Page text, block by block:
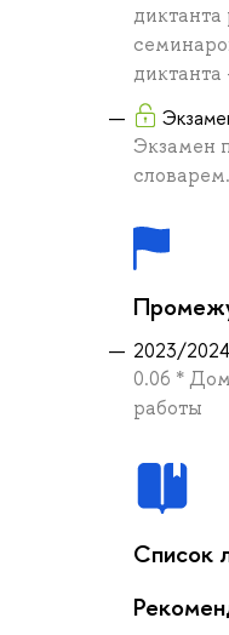
Экзамен
2023/
0.06 *
работы
Список